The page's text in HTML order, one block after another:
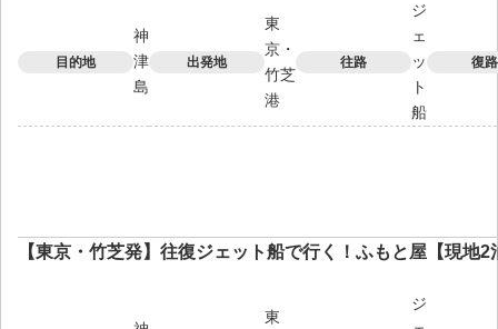
目的地
神
津
島
出発地
東
京・
竹芝
港
往路
ジ
ェ
ッ
ト
船
復路
【東京・竹芝発】往復ジェット船で行く！ふもと屋【現地2
東
ジ